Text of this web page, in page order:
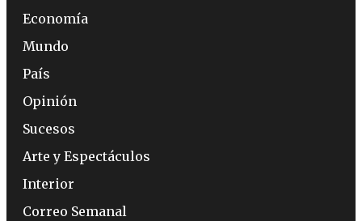
Economía
Mundo
País
Opinión
Sucesos
Arte y Espectáculos
Interior
Correo Semanal